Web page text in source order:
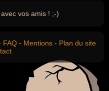
vos amis ! ;-)
FAQ - Mentions - Plan du site